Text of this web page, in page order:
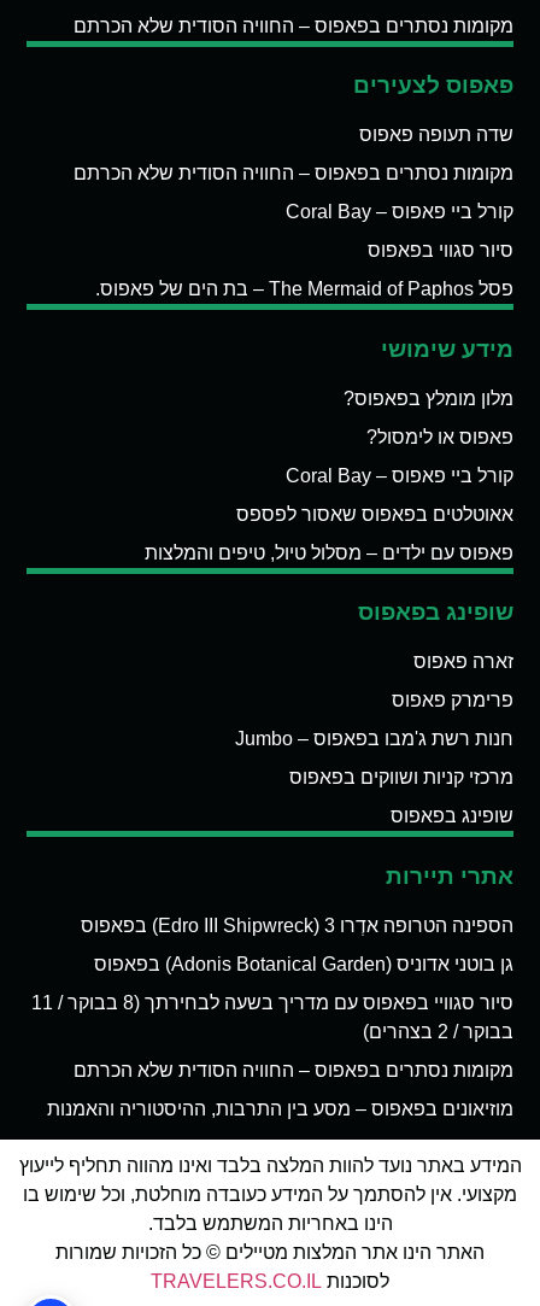
מקומות נסתרים בפאפוס – החוויה הסודית שלא הכרתם
פאפוס לצעירים
שדה תעופה פאפוס
מקומות נסתרים בפאפוס – החוויה הסודית שלא הכרתם
קורל ביי פאפוס – Coral Bay
סיור סגווי בפאפוס
פסל The Mermaid of Paphos – בת הים של פאפוס.
מידע שימושי
מלון מומלץ בפאפוס?
פאפוס או לימסול?
קורל ביי פאפוס – Coral Bay
אאוטלטים בפאפוס שאסור לפספס
פאפוס עם ילדים – מסלול טיול, טיפים והמלצות
שופינג בפאפוס
זארה פאפוס
פרימרק פאפוס
חנות רשת ג'מבו בפאפוס – Jumbo
מרכזי קניות ושווקים בפאפוס
שופינג בפאפוס
אתרי תיירות
הספינה הטרופה אדְרו 3 (Edro III Shipwreck) בפאפוס
גן בוטני אדוניס (Adonis Botanical Garden) בפאפוס
סיור סגוויי בפאפוס עם מדריך בשעה לבחירתך (8 בבוקר / 11
בבוקר / 2 בצהרים)
מקומות נסתרים בפאפוס – החוויה הסודית שלא הכרתם
מוזיאונים בפאפוס – מסע בין התרבות, ההיסטוריה והאמנות
המידע באתר נועד להוות המלצה בלבד ואינו מהווה תחליף לייעוץ
מקצועי. אין להסתמך על המידע כעובדה מוחלטת, וכל שימוש בו
הינו באחריות המשתמש בלבד.
האתר הינו אתר המלצות מטיילים © כל הזכויות שמורות
לסוכנות TRAVELERS.CO.IL